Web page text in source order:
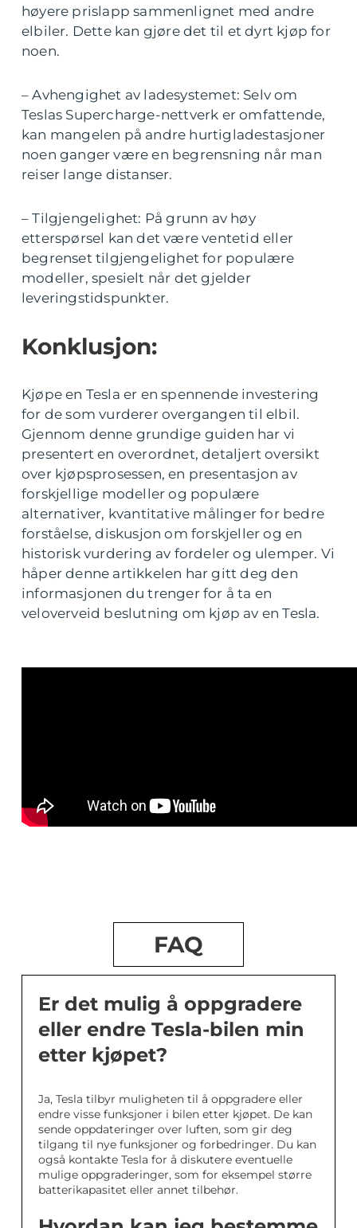
høyere prislapp sammenlignet med andre
elbiler. Dette kan gjøre det til et dyrt kjøp for
noen.
– Avhengighet av ladesystemet: Selv om
Teslas Supercharge-nettverk er omfattende,
kan mangelen på andre hurtigladestasjoner
noen ganger være en begrensning når man
reiser lange distanser.
– Tilgjengelighet: På grunn av høy
etterspørsel kan det være ventetid eller
begrenset tilgjengelighet for populære
modeller, spesielt når det gjelder
leveringstidspunkter.
Konklusjon:
Kjøpe en Tesla er en spennende investering
for de som vurderer overgangen til elbil.
Gjennom denne grundige guiden har vi
presentert en overordnet, detaljert oversikt
over kjøpsprosessen, en presentasjon av
forskjellige modeller og populære
alternativer, kvantitative målinger for bedre
forståelse, diskusjon om forskjeller og en
historisk vurdering av fordeler og ulemper. Vi
håper denne artikkelen har gitt deg den
informasjonen du trenger for å ta en
veloverveid beslutning om kjøp av en Tesla.
FAQ
Er det mulig å oppgradere
eller endre Tesla-bilen min
etter kjøpet?
Ja, Tesla tilbyr muligheten til å oppgradere eller
endre visse funksjoner i bilen etter kjøpet. De kan
sende oppdateringer over luften, som gir deg
tilgang til nye funksjoner og forbedringer. Du kan
også kontakte Tesla for å diskutere eventuelle
mulige oppgraderinger, som for eksempel større
batterikapasitet eller annet tilbehør.